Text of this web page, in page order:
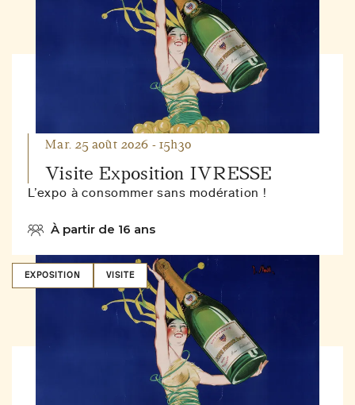
Visite Exposition IVRESSE
Mar. 25 août 2026 - 15h30
L’expo à consommer sans modération !
À partir de 16 ans
EXPOSITION VISITE